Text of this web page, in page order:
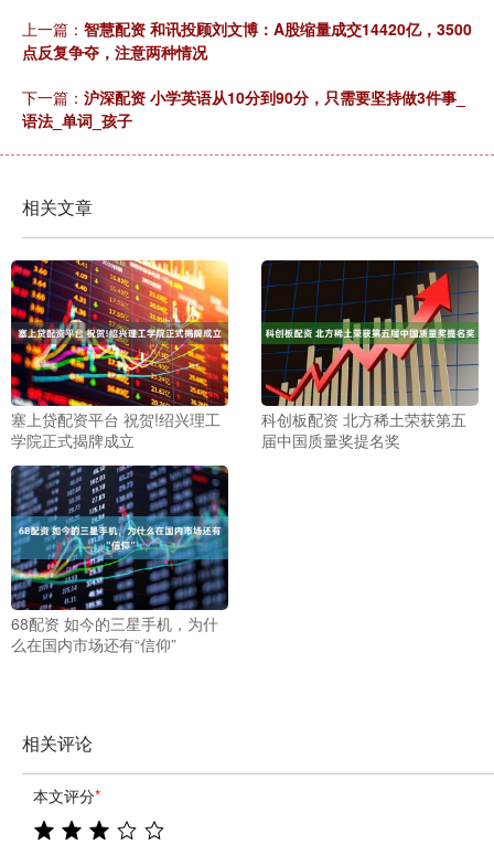
上一篇： 智慧配资 和讯投顾刘文博：A股缩量成交14420亿，3500
点反复争夺，注意两种情况
下一篇： 沪深配资 小学英语从10分到90分，只需要坚持做3件事_
语法_单词_孩子
相关文章
塞上贷配资平台 祝贺!绍兴理工
学院正式揭牌成立
科创板配资 北方稀土荣获第五
届中国质量奖提名奖
68配资 如今的三星手机，为什
么在国内市场还有“信仰”
相关评论
本文评分*